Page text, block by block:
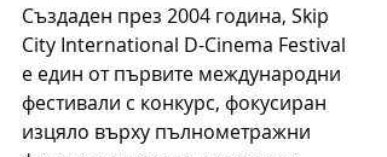
Създаден през 2004 година, Skip
City International D-Cinema Festival
е един от първите международни
фестивали с конкурс, фокусиран
изцяло върху пълнометражни